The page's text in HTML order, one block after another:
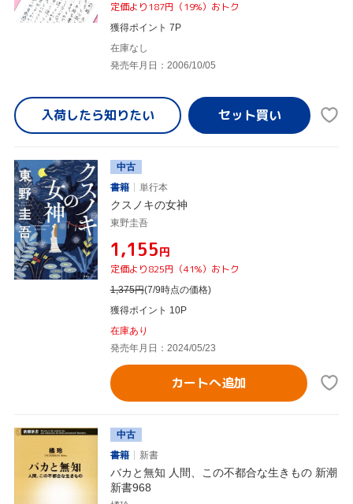
定価より187円（19%）おトク
獲得ポイント 7P
在庫なし
発売年月日：2006/10/05
入荷したら知りたい
中古
書籍
単行本
クスノキの女神
東野圭吾
¥1,155円
定価より825円（41%）おトク
1,375円(7/9時点の価格)
獲得ポイント 10P
在庫あり
発売年月日：2024/05/23
カートへ追加
中古
書籍
新書
バカと無知 人間、この不都合な生きもの 新潮
新書968